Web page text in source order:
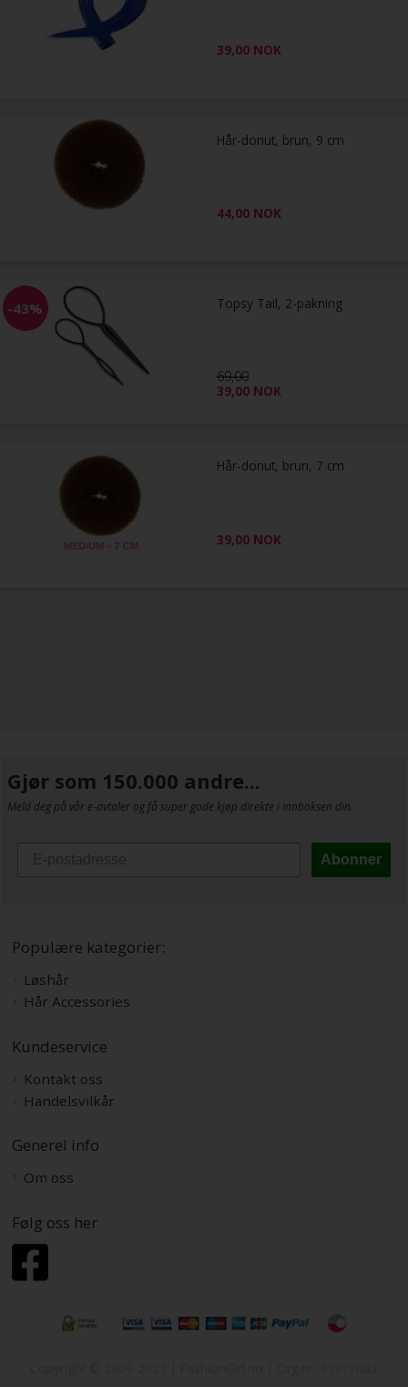
39,00 NOK
Hår-donut, brun, 9 cm
44,00 NOK
-43% Topsy Tail, 2-pakning
69,00
39,00 NOK
Hår-donut, brun, 7 cm
39,00 NOK
Gjør som 150.000 andre...
Meld deg på vår e-avtaler og få super gode kjøp direkte i innboksen din.
Abonner
Populære kategorier:
Løshår
Hår Accessories
Kundeservice
Kontakt oss
Handelsvilkår
Generel info
Om oss
Følg oss her